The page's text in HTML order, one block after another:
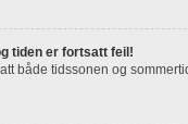
tiden er fortsatt feil!
både tidssonen og